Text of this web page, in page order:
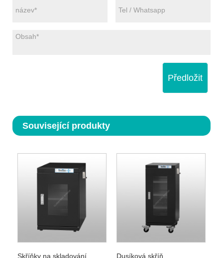
Předložit
Související produkty
Skříňky na skladování
Dusíková skříň